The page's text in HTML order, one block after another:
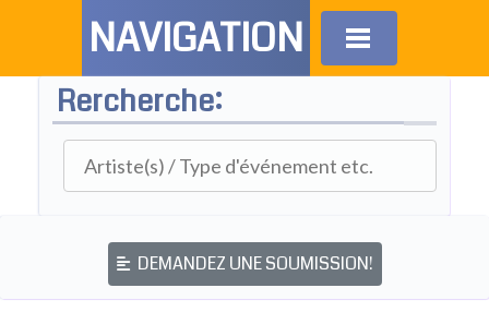
NAVIGATION
Rercherche:
DEMANDEZ UNE SOUMISSION!